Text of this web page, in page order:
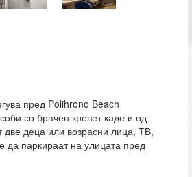
пред Polihrono Beach
со брачен кревет каде и од
две деца или возрасни лица, ТВ,
да паркираат на улицата пред